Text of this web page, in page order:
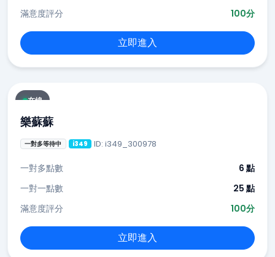
滿意度評分
100分
立即進入
在線
樂蘇蘇
一對多等待中 i349 ID: i349_300978
一對多點數
6 點
一對一點數
25 點
滿意度評分
100分
立即進入